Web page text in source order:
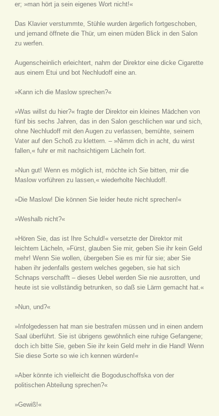
er; »man hört ja sein eigenes Wort nicht!«
Das Klavier verstummte, Stühle wurden ärgerlich fortgeschoben,
und jemand öffnete die Thür, um einen müden Blick in den Salon
zu werfen.
Augenscheinlich erleichtert, nahm der Direktor eine dicke Cigarette
aus einem Etui und bot Nechludoff eine an.
»Kann ich die Maslow sprechen?«
»Was willst du hier?« fragte der Direktor ein kleines Mädchen von
fünf bis sechs Jahren, das in den Salon geschlichen war und sich,
ohne Nechludoff mit den Augen zu verlassen, bemühte, seinem
Vater auf den Schoß zu klettern. – »Nimm dich in acht, du wirst
fallen,« fuhr er mit nachsichtigem Lächeln fort.
»Nun gut! Wenn es möglich ist, möchte ich Sie bitten, mir die
Maslow vorführen zu lassen,« wiederholte Nechludoff.
»Die Maslow! Die können Sie leider heute nicht sprechen!«
»Weshalb nicht?«
»Hören Sie, das ist Ihre Schuld!« versetzte der Direktor mit
leichtem Lächeln, »Fürst, glauben Sie mir, geben Sie ihr kein Geld
mehr! Wenn Sie wollen, übergeben Sie es mir für sie; aber Sie
haben ihr jedenfalls gestern welches gegeben, sie hat sich
Schnaps verschafft – dieses Uebel werden Sie nie ausrotten, und
heute ist sie vollständig betrunken, so daß sie Lärm gemacht hat.«
»Nun, und?«
»Infolgedessen hat man sie bestrafen müssen und in einen andern
Saal überführt. Sie ist übrigens gewöhnlich eine ruhige Gefangene;
doch ich bitte Sie, geben Sie ihr kein Geld mehr in die Hand! Wenn
Sie diese Sorte so wie ich kennen würden!«
»Aber könnte ich vielleicht die Bogoduschoffska von der
politischen Abteilung sprechen?«
»Gewiß!«